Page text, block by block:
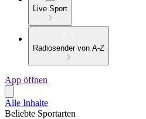
Live Sport
Radiosender von A-Z
App öffnen
Alle Inhalte
Beliebte Sportarten